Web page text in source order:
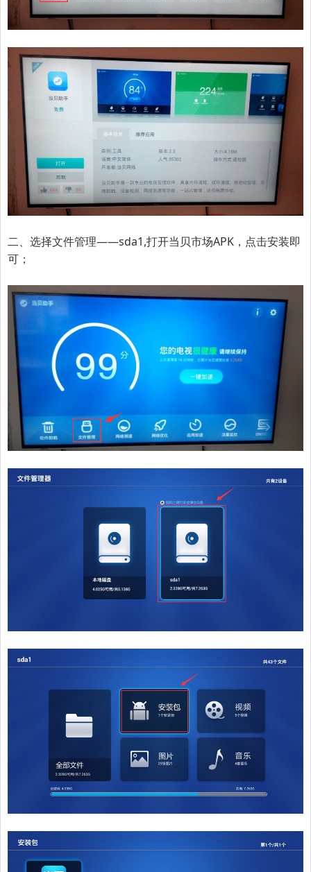
二、选择文件管理——sda1,打开当贝市场APK，点击安装即
可；